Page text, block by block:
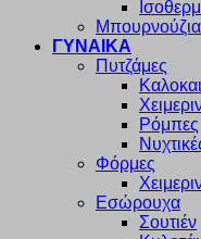
Μπουρνούζια
ΓΥΝΑΙΚΑ
Πυτζάμες
Ρόμπες
Φόρμες
Εσώρουχα
Σουτιέν